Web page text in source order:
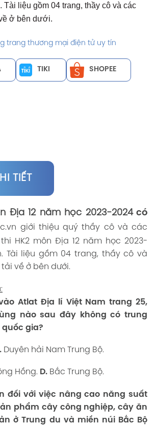
Tài liệu gồm 04 trang, thầy cô và các
ở bên dưới.
trang thương mại điện tử uy tín
TIKI SHOPEE
TIẾT
Địa 12 năm học 2023-2024có
giới thiệu quý thầy cô và các
HK2 môn Địa 12 năm học 2023-
Tài liệu gồm 04 trang, thầy cô và
về ở bên dưới.
Atlat Địa lí Việt Nam trang 25,
nàosau đây
không có trung
gia?
Duyên hải Nam Trung Bộ.
Hồng. D. Bắc Trung Bộ.
đối với việc nâng cao năng suất
phẩm cây công nghiệp, cây ăn
ở Trung du và miền núi Bắc Bộ